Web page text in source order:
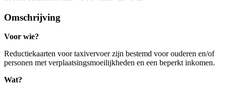
Omschrijving
Voor wie?
Reductiekaarten voor taxivervoer zijn bestemd voor ouderen en/of
personen met verplaatsingsmoeilijkheden en een beperkt inkomen.
Wat?